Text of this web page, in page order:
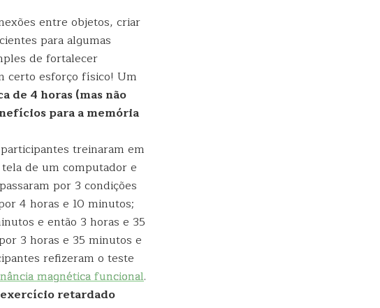
entre objetos, criar
para algumas
de fortalecer
certo esforço físico! Um
de 4 horas (mas não
para a memória
treinaram em
de um computador e
por 3 condições
4 horas e 10 minutos;
e então 3 horas e 35
3 horas e 35 minutos e
refizeram o teste
magnética funcional.
retardado